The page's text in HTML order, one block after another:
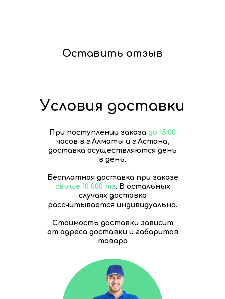
Оставить отзыв
При поступлении заказа до 15:00
часов в г.Алматы и г.Астана,
доставка осуществляются день
в день.
Бесплатная доставка при заказе
свыше 10 000 тг. В остальных
случаях доставка
рассчитывается индивидуально.
Стоимость доставки зависит
от адреса доставки и габаритов
товара
Условия доставки